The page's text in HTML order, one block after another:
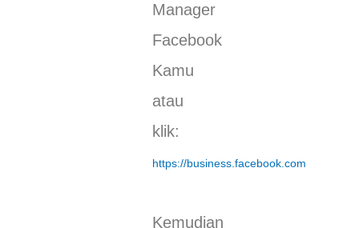
Manager
Facebook
Kamu
atau
klik:
https://business.facebook.com
Kemudian